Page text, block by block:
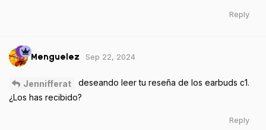
Reply
Menguelez Sep 22, 2024
Jennifferat
deseando leer tu reseña de los earbuds c1.
¿Los has recibido?
Reply